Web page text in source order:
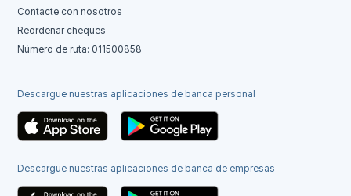
Contacte con nosotros
Reordenar cheques
Número de ruta: 011500858
Descargue nuestras aplicaciones de banca personal
Descargue nuestras aplicaciones de banca de empresas